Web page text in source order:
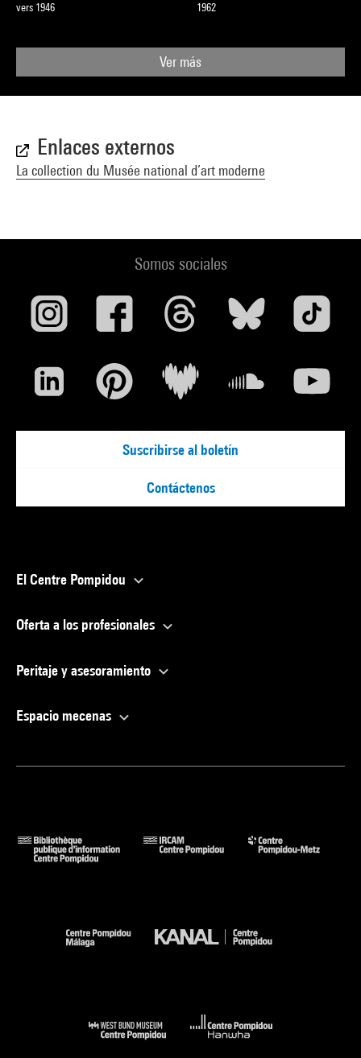
vers 1946
1962
Ver más
Enlaces externos
La collection du Musée national d’art moderne
Somos sociales
Suscribirse al boletín
Contáctenos
El Centre Pompidou
Oferta a los profesionales
Peritaje y asesoramiento
Espacio mecenas